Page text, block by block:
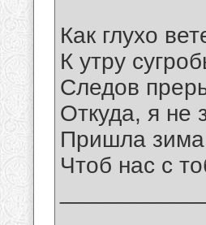
Как глухо
К утру
Следов
Откуда, я не
Пришла зима
Чтоб нас с